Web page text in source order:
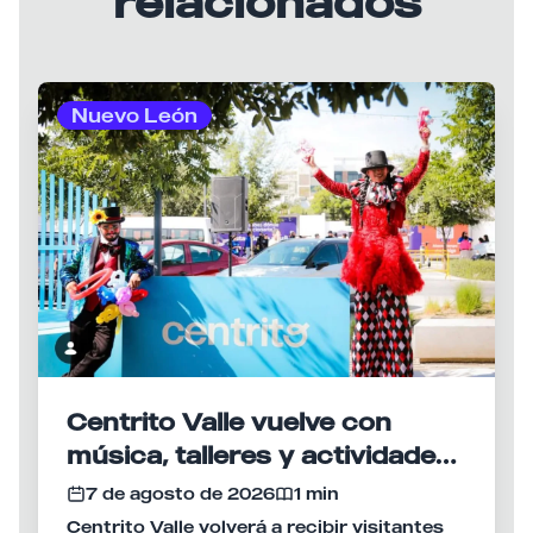
Nuevo León
Centrito Valle vuelve con
música, talleres y actividades
para disfrutar en familia
7 de agosto de 2026
1 min
Centrito Valle volverá a recibir visitantes